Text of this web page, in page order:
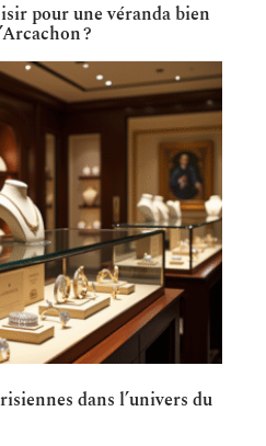
pour une véranda bien
?
dans l’univers du